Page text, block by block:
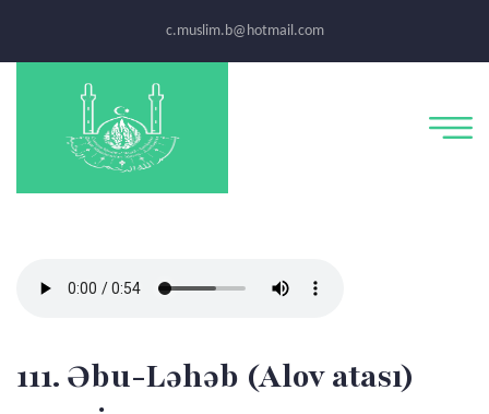
c.muslim.b@hotmail.com
111. Əbu-Ləhəb (Alov atası)